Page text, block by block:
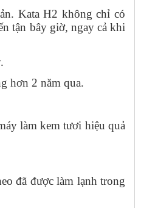
Kata H2 không chỉ có
tận bây giờ, ngay cả khi
hơn 2 năm qua.
làm kem tươi hiệu quả
đã được làm lạnh trong